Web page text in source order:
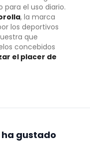
el uso diario.
, la marca
los deportivos
que
concebidos
el placer de
gustado